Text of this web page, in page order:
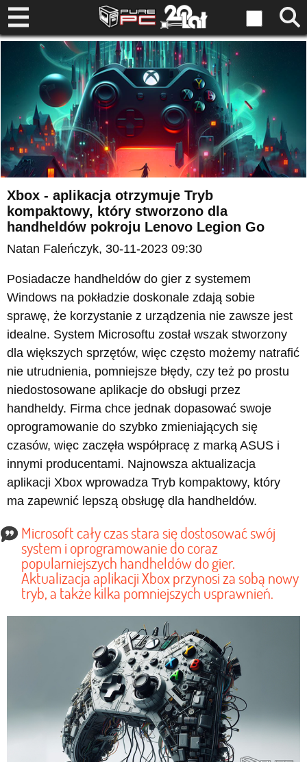
Xbox - aplikacja otrzymuje Tryb
kompaktowy, który stworzono dla
handheldów pokroju Lenovo Legion Go
Natan Faleńczyk, 30-11-2023 09:30
Posiadacze handheldów do gier z systemem
Windows na pokładzie doskonale zdają sobie
sprawę, że korzystanie z urządzenia nie zawsze jest
idealne. System Microsoftu został wszak stworzony
dla większych sprzętów, więc często możemy natrafić
nie utrudnienia, pomniejsze błędy, czy też po prostu
niedostosowane aplikacje do obsługi przez
handheldy. Firma chce jednak dopasować swoje
oprogramowanie do szybko zmieniających się
czasów, więc zaczęła współpracę z marką ASUS i
innymi producentami. Najnowsza aktualizacja
aplikacji Xbox wprowadza Tryb kompaktowy, który
ma zapewnić lepszą obsługę dla handheldów.
Microsoft cały czas stara się dostosować swój
system i oprogramowanie do coraz
popularniejszych handheldów do gier.
Aktualizacja aplikacji Xbox przynosi za sobą nowy
tryb, a także kilka pomniejszych usprawnień.